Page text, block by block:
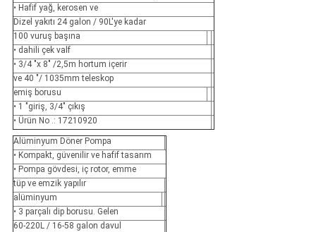
• Hafif yağ, kerosen ve
Dizel yakıtı 24 galon / 90L'ye kadar
100 vuruş başına
• dahili çek valf
• 3/4 "x 8" /2,5m hortum içerir
ve 40 "/ 1035mm teleskop
emiş borusu
• 1 "giriş, 3/4" çıkış
• Ürün No .: 17210920
Alüminyum Döner Pompa
• Kompakt, güvenilir ve hafif tasarım
• Pompa gövdesi, iç rotor, emme
tüp ve emzik yapılır
alüminyum
• 3 parçalı dip borusu. Gelen
60-220L / 16-58 galon davul